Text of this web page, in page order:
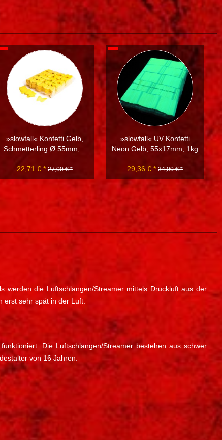
»slowfall« Konfetti Gelb,
Schmetterling Ø 55mm,...
22,71 € * 27,00 € *
»slowfall« UV Konfetti
Neon Gelb, 55x17mm, 1kg
29,36 € * 34,00 € *
werden die Luftschlangen/Streamer mittels Druckluft aus der
erst sehr spät in der Luft.
Die Luftschlangen/Streamer bestehen aus schwer
von 16 Jahren.